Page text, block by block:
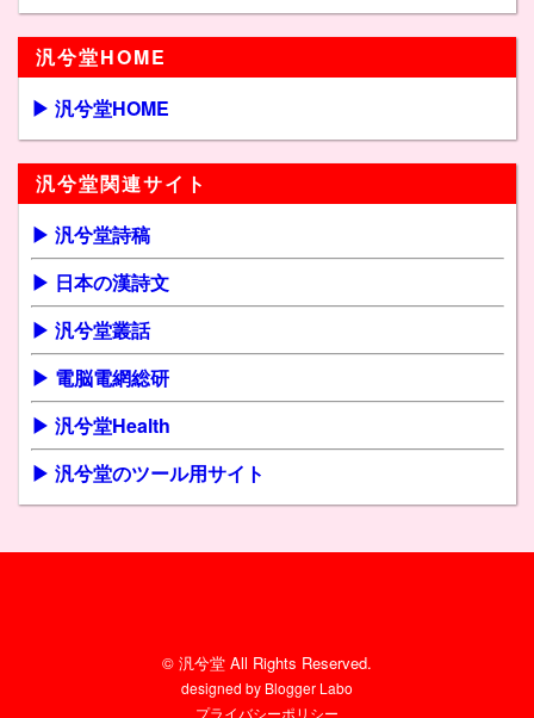
汎兮堂HOME
▶ 汎兮堂HOME
汎兮堂関連サイト
▶ 汎兮堂詩稿
▶ 日本の漢詩文
▶ 汎兮堂叢話
▶ 電脳電網総研
▶ 汎兮堂Health
▶ 汎兮堂のツール用サイト
© 汎兮堂 All Rights Reserved.
designed by Blogger Labo
プライバシーポリシー